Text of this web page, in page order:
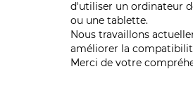
d'utiliser un ordinateur
ou une tablette.
Nous travaillons
améliorer la
Merci de votre